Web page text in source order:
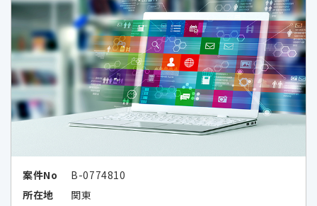
工したデータまたは統計情報（統計デー
タ）として提供する場合
次条に定める外国にある第三者に提供
する場合
その他法令の規定により個人情報の第三
者提供が認められている場合
5.外国にある第三者への提供
案件No
B-0774810
所在地
関東